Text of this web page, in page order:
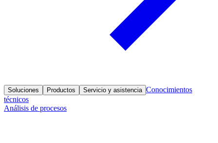
Soluciones Productos Servicio y asistencia Conocimientos
técnicos
Análisis de procesos